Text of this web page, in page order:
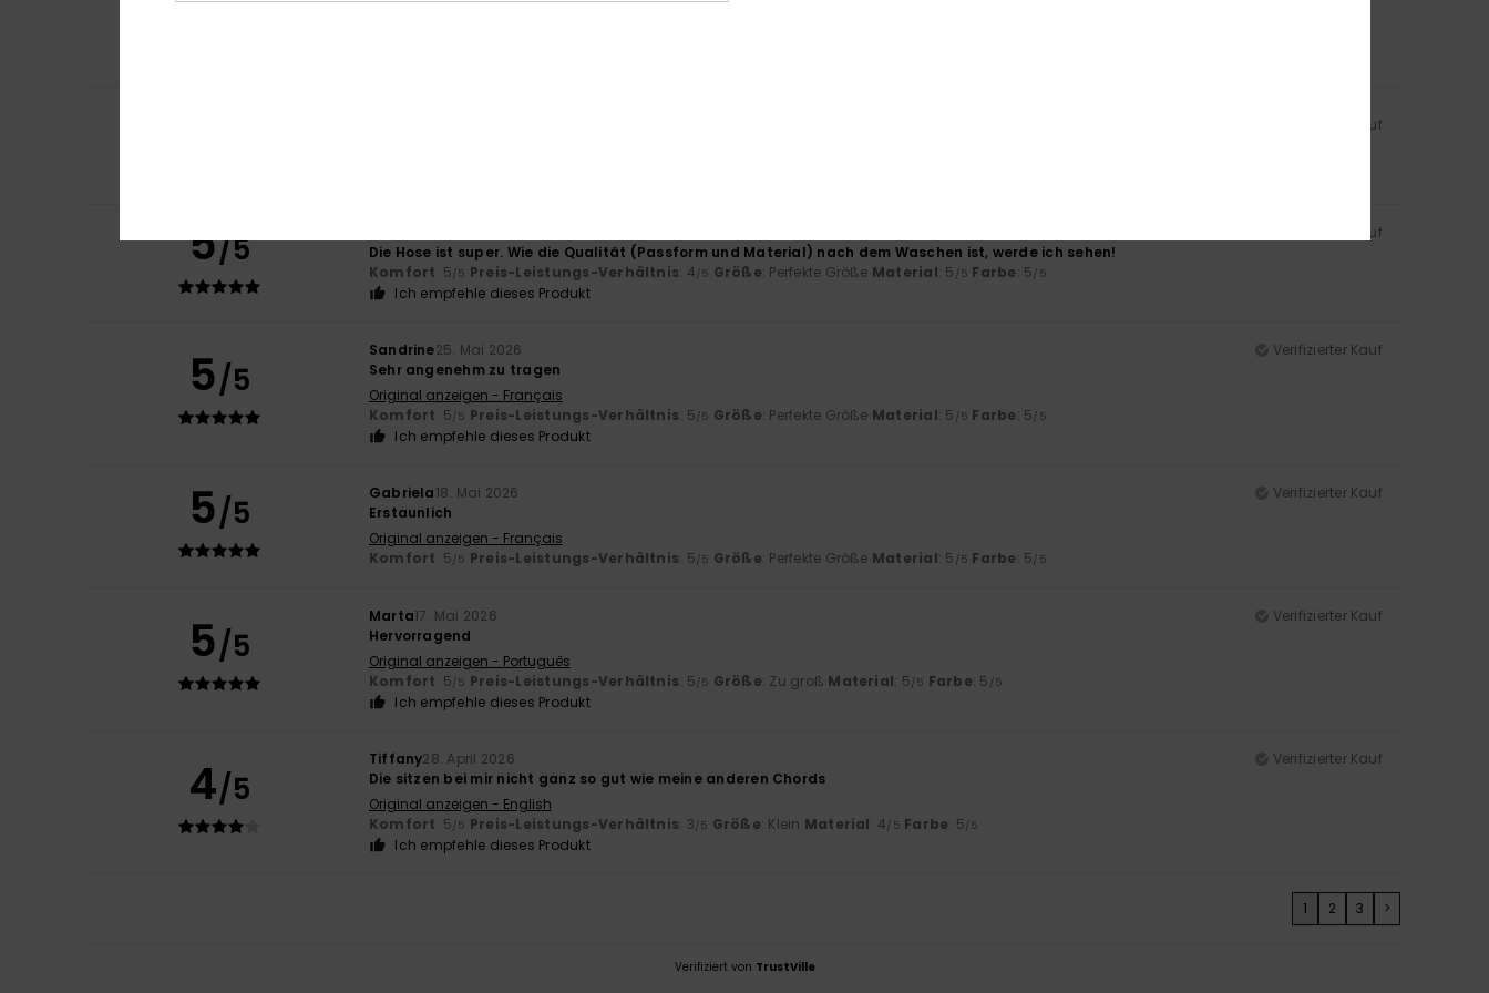
Verifizierter Kauf
5/5
Verifizierter Kauf
Die Hose ist super. Wie die Qualität (Passform und Material) nach dem Waschen ist, werde ich sehen!
Komfort: 5/5 Preis-Leistungs-Verhältnis: 4/5 Größe: Perfekte Größe Material: 5 /5 Farbe: 5/5
Ich empfehle dieses Produkt
5/5
Sandrine25. Mai 2026
Verifizierter Kauf
Sehr angenehm zu tragen
Original anzeigen - Français
Komfort: 5/5 Preis-Leistungs-Verhältnis: 5/5 Größe: Perfekte Größe Material: 5 /5 Farbe: 5/5
Ich empfehle dieses Produkt
5/5 Gabriela18. Mai 2026
Verifizierter Kauf
Erstaunlich
Original anzeigen - Français
Komfort: 5/5 Preis-Leistungs-Verhältnis: 5/5 Größe: Perfekte Größe Material: 5 /5 Farbe: 5/5
5/5
Marta17. Mai 2026
Verifizierter Kauf
Hervorragend
Original anzeigen - Português
Komfort: 5/5 Preis-Leistungs-Verhältnis: 5/5 Größe: Zu groß Material: 5/5 Farbe: 5 /5
Ich empfehle dieses Produkt
4/5
Tiffany28. April 2026
Verifizierter Kauf
Die sitzen bei mir nicht ganz so gut wie meine anderen Chords
Original anzeigen - English
Komfort: 5/5 Preis-Leistungs-Verhältnis: 3/5 Größe: Klein Material: 4/5 Farbe: 5/5
Ich empfehle dieses Produkt
1 2 3 >
Verifiziert von TrustVille